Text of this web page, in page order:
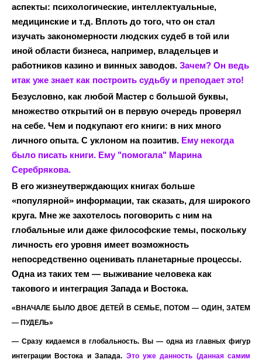
аспекты: психологические, интеллектуальные,
медицинские и т.д. Вплоть до того, что он стал
изучать закономерности людских судеб в той или
иной области бизнеса, например, владельцев и
работников казино и винных заводов. Зачем? Он ведь
итак уже знает как построить судьбу и преподает это!
Безусловно, как любой Мастер с большой буквы,
множество открытий он в первую очередь проверял
на себе. Чем и подкупают его книги: в них много
личного опыта. С уклоном на позитив. Ему некогда
было писать книги. Ему "помогала" Марина
Серебрякова.
В его жизнеутверждающих книгах больше
«популярной» информации, так сказать, для широкого
круга. Мне же захотелось поговорить с ним на
глобальные или даже философские темы, поскольку
личность его уровня имеет возможность
непосредственно оценивать планетарные процессы.
Одна из таких тем — выживание человека как
такового и интеграция Запада и Востока.
«ВНАЧАЛЕ БЫЛО ДВОЕ ДЕТЕЙ В СЕМЬЕ, ПОТОМ — ОДИН, ЗАТЕМ
— ПУДЕЛЬ»
— Сразу кидаемся в глобальность. Вы — одна из главных фигур
интеграции Востока и Запада. Это уже данность (данная самим